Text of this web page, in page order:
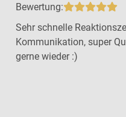
Bewertung:
Sehr schnelle
Kommunikation, super
gerne wieder :)